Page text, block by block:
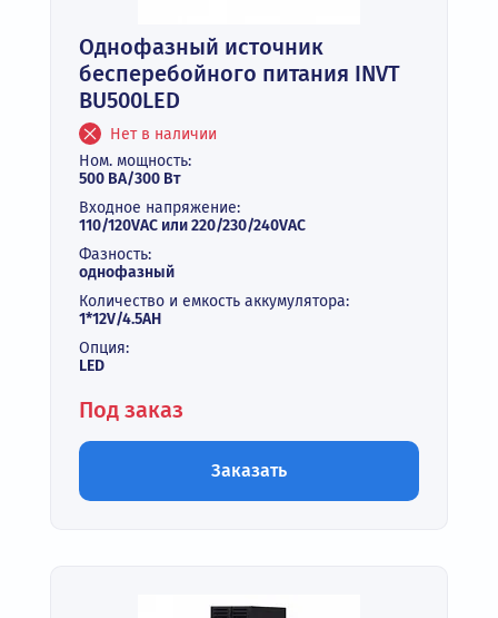
Однофазный источник
бесперебойного питания INVT
BU500LED
Нет в наличии
Ном. мощность:
500 ВА/300 Вт
Входное напряжение:
110/120VAC или 220/230/240VAC
Фазность:
однофазный
Количество и емкость аккумулятора:
1*12V/4.5AH
Опция:
LED
Под заказ
Заказать